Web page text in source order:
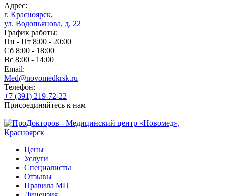
Адрес:
г. Красноярск,
ул. Водопьянова, д. 22
График работы:
Пн - Пт 8:00 - 20:00
Сб 8:00 - 18:00
Вс 8:00 - 14:00
Email:
Med@novomedkrsk.ru
Телефон:
+7 (391) 219-72-22
Присоединяйтесь к нам
Цены
Услуги
Специалисты
Отзывы
Правила МЦ